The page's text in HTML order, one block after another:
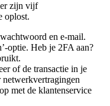
zijn vijf
oplost.
en e-mail.
optie. Heb je 2FA aan?
of de transactie in je
met de klantenservice